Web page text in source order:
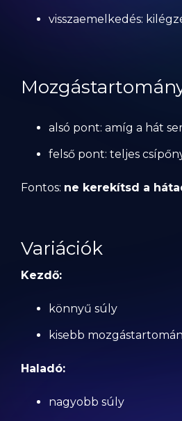
visszaemelkedés:
alsó pont: amíg a hát
felső pont: teljes
Fontos: ne kerekítsd a
Variációk
Kezdő:
könnyű súly
kisebb
Haladó:
nagyobb súly